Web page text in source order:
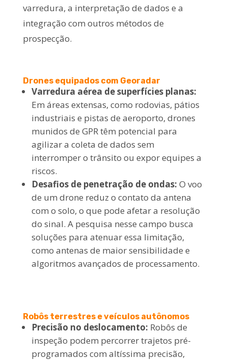
varredura, a interpretação de dados e a
integração com outros métodos de
prospecção.
Drones equipados com Georadar
Varredura aérea de superfícies planas:
Em áreas extensas, como rodovias, pátios
industriais e pistas de aeroporto, drones
munidos de GPR têm potencial para
agilizar a coleta de dados sem
interromper o trânsito ou expor equipes a
riscos.
Desafios de penetração de ondas: O voo
de um drone reduz o contato da antena
com o solo, o que pode afetar a resolução
do sinal. A pesquisa nesse campo busca
soluções para atenuar essa limitação,
como antenas de maior sensibilidade e
algoritmos avançados de processamento.
Robôs terrestres e veículos autônomos
Precisão no deslocamento: Robôs de
inspeção podem percorrer trajetos pré-
programados com altíssima precisão,